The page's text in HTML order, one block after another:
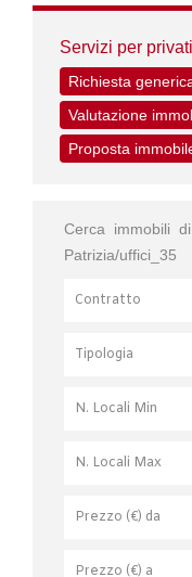
Servizi per privati
Richiesta
Valutazione
Proposta
Cerca immobili
Patrizia/uffici_35